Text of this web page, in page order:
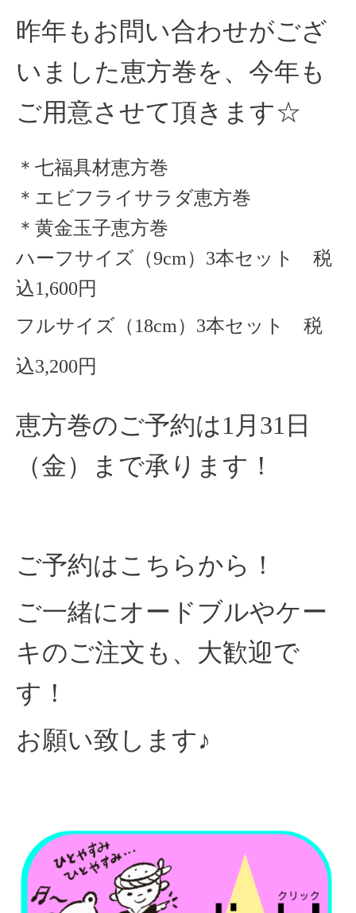
昨年もお問い合わせがござ
いました恵方巻を、今年も
ご用意させて頂きます☆
＊七福具材恵方巻
＊エビフライサラダ恵方巻
＊黄金玉子恵方巻
ハーフサイズ（9cm）3本セット 税
込1,600円
フルサイズ（18cm）3本セット 税
込3,200円
恵方巻のご予約は1月31日
（金）まで承ります！
ご予約はこちらから！
ご一緒にオードブルやケー
キのご注文も、大歓迎で
す！
お願い致します♪